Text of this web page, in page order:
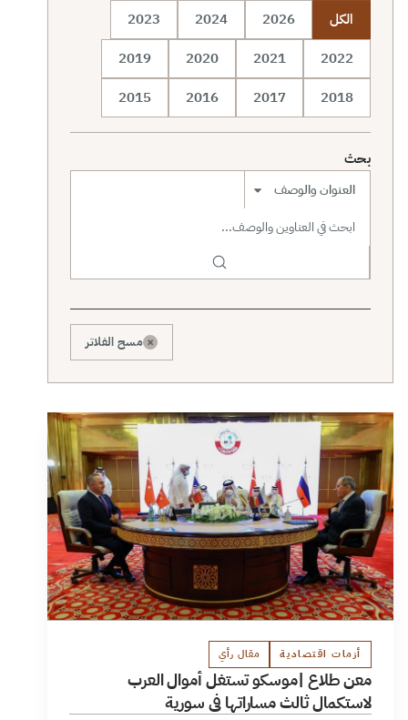
الكل
2026
2024
2023
2022
2021
2020
2019
2018
2017
2016
2015
بحث
نطاق البحث
× مسح الفلاتر
أزمات اقتصادية مقال رأي
معن طلاع |موسكو تستغل أموال العرب
لاستكمال ثالث مساراتها في سورية